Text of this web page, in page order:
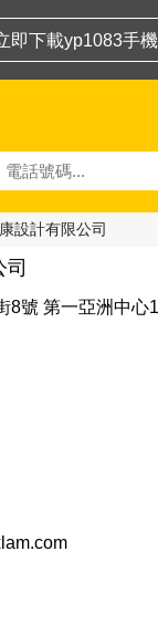
即下載yp1083手
設計有限公司
8號 第一亞洲中心